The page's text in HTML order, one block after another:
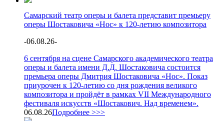
Самарский театр оперы и балета представит премьеру
оперы Шостаковича «Нос» к 120-летию композитора
-06.08.26-
6 сентября на сцене Самарского академического театра
оперы и балета имени Д.Д. Шостаковича состоится
премьера оперы Дмитрия Шостаковича «Нос». Показ
приурочен к 120-летию со дня рождения великого
композитора и пройдёт в рамках VII Международного
фестиваля искусств «Шостакович. Над временем».
06.08.26Подробнее >>>